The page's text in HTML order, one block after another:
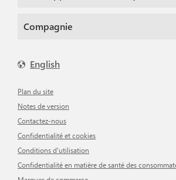
Compagnie
English
Plan du site
Notes de version
Contactez-nous
Confidentialité et cookies
Conditions d'utilisation
Confidentialité en matière de santé des